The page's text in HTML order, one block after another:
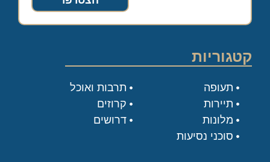
קטגוריות
תעופה
תיירות
מלונות
סוכני נסיעות
תרבות ואוכל
קרוזים
דרושים